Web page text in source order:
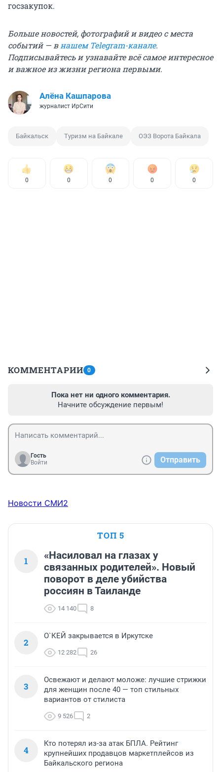
госзакупок.
Больше новостей, фотографий и видео с места
событий — внашем Telegram-канале.
Подписывайтесь и узнавайте всё самое интересное
и важное из жизни региона первыми.
Алёна Кашпарова
журналист ИрСити
Байкальск Туризм на Байкале ОЭЗ Ворота Байкала
0 0 0 0 0
КОММЕНТАРИИ 0
Пока нет ни одного комментария.
Начните обсуждение первым!
Гость
Войти
Отправить
Новости СМИ2
ТОП 5
1
«Насиловал на глазах у
связанных родителей». Новый
поворот в деле убийства
россиян в Таиланде
14 140 8
2
О`КЕЙ закрывается в Иркутске
12 282 26
3
Освежают и делают моложе: лучшие стрижки
для женщин после 40 — топ стильных
вариантов от стилиста
9 526 2
4
Кто потерял из-за атак БПЛА. Рейтинг
крупнейших продавцов маркетплейсов из
Байкальского региона